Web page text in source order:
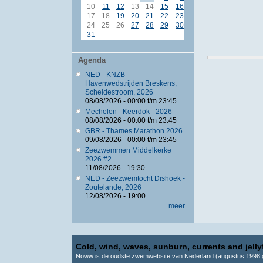
10
11 12 13 14 15
16
17
18 19 20 21 22
23
24
25 26 27 28 29
30
31
Agenda
NED - KNZB -
Havenwedstrijden Breskens,
Scheldestroom, 2026
08/08/2026 - 00:00t/m 23:45
Mechelen - Keerdok - 2026
08/08/2026 - 00:00t/m 23:45
GBR - Thames Marathon 2026
09/08/2026 - 00:00t/m 23:45
Zeezwemmen Middelkerke
2026 #2
11/08/2026 - 19:30
NED - Zeezwemtocht Dishoek -
Zoutelande, 2026
12/08/2026 - 19:00
meer
Cold, wind, waves, sunburn, currents and
Noww is de oudste zwemwebsite van Nederland (augustus 1998